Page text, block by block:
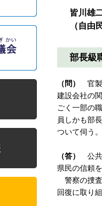
皆川雄
（自由
部長級
（問） 官
建設会社の
ごく一部の
員しかも部
ついて伺う。
（答） 公
県民の信頼
警察の捜査
回復に取り